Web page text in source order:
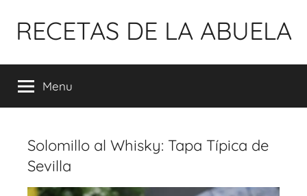
para
conteúdo
RECETAS DE LA ABUELA
Menu
Solomillo al Whisky: Tapa Típica de
Sevilla